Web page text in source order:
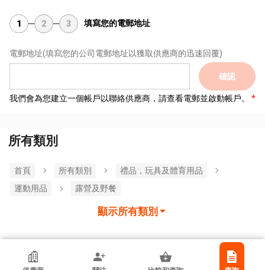
1 2 3 填寫您的電郵地址
電郵地址(填寫您的公司電郵地址以獲取供應商的迅速回覆)
確認
我們會為您建立一個帳戶以聯絡供應商，請查看電郵並啟動帳戶。
所有類別
首頁 所有類別
禮品，玩具及體育用品
運動用品
露營及野餐
顯示所有類別
香港貿發局參展商